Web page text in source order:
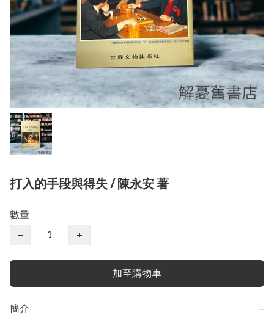
打入的手段與得失 / 陳永安 著
數量
−
+
加至購物車
簡介 −